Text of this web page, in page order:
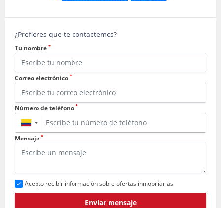
¿Prefieres que te contactemos?
Tu nombre *
Correo electrónico *
Número de teléfono *
▼
Mensaje *
Acepto recibir información sobre ofertas inmobiliarias
Enviar mensaje